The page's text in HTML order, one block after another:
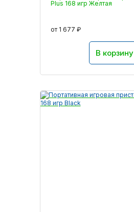
Plus 168 игр Желтая
от 1 677 ₽
В корзину